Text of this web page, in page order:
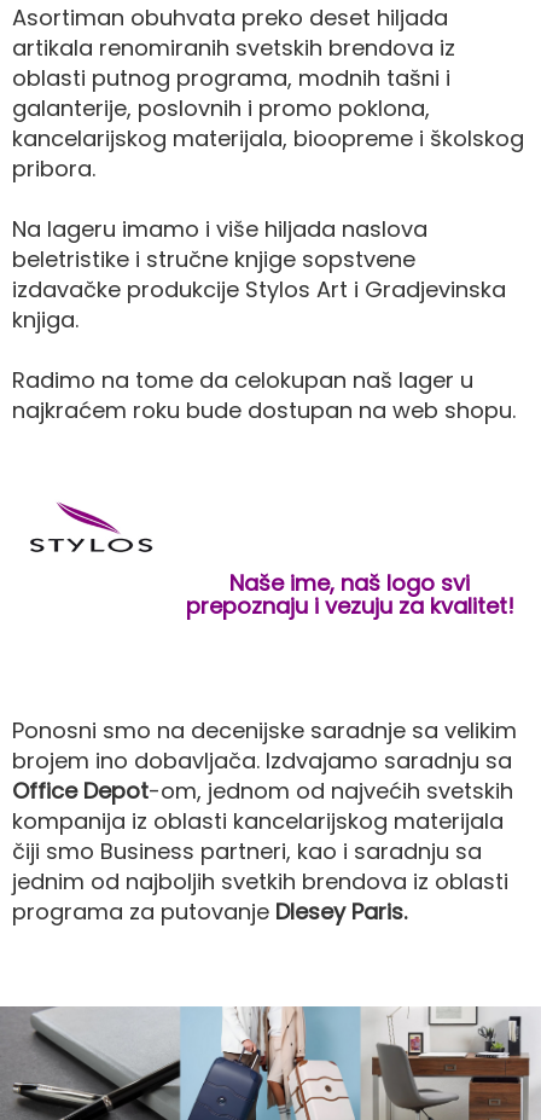
Asortiman obuhvata preko deset hiljada
artikala renomiranih svetskih brendova iz
oblasti putnog programa, modnih tašni i
galanterije, poslovnih i promo poklona,
kancelarijskog materijala, bioopreme i školskog
pribora.
Na lageru imamo i više hiljada naslova
beletristike i stručne knjige sopstvene
izdavačke produkcije Stylos Art i Gradjevinska
knjiga.
Radimo na tome da celokupan naš lager u
najkraćem roku bude dostupan na web shopu.
Naše ime, naš logo svi
prepoznaju i vezuju za kvalitet!
Ponosni smo na decenijske saradnje sa velikim
brojem ino dobavljača. Izdvajamo saradnju sa
Office Depot-om, jednom od najvećih svetskih
kompanija iz oblasti kancelarijskog materijala
čiji smo Business partneri, kao i saradnju sa
jednim od najboljih svetkih brendova iz oblasti
programa za putovanje Dlesey Paris.